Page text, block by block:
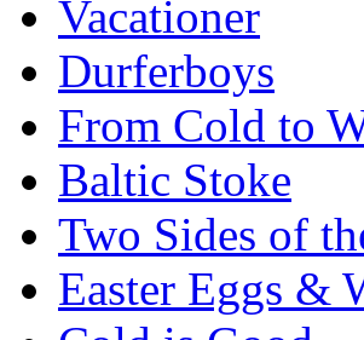
Vacationer
Durferboys
From Cold to
Baltic Stoke
Two Sides of
Easter Eggs &